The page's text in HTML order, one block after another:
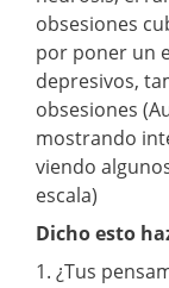
obsesiones
por poner un
depresivos,
obsesiones
mostrando
viendo
escala)
Dicho esto
1. ¿Tus